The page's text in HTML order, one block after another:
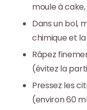
moule à
Dans un bol,
chimique et la
Râpez
(évitez la
Pressez les
(environ 60